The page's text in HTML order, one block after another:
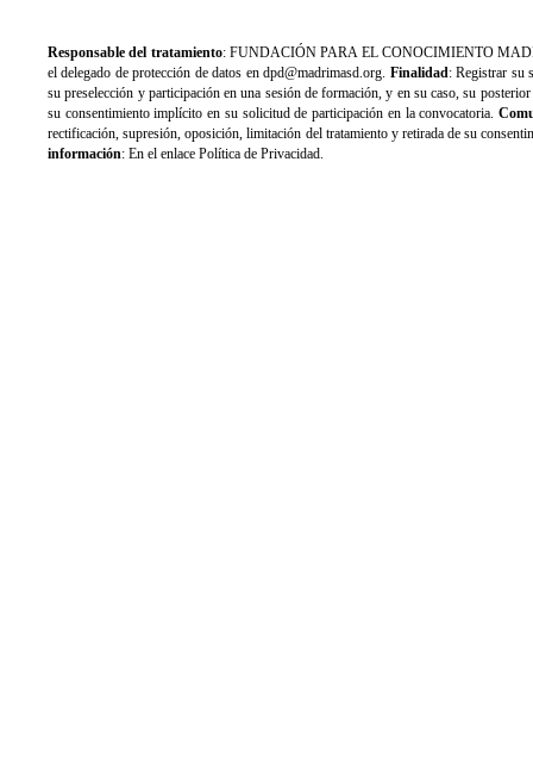
Responsable del tratamiento: FUNDACIÓN PARA EL CONOCIMIENTO
el delegado de protección de datos en dpd@madrimasd.org. Finalidad: Registrar su
su preselección y participación en una sesión de formación, y en su caso, su
su consentimiento implícito en su solicitud de participación en la convocatoria.
rectificación, supresión, oposición, limitación del tratamiento y retirada de su
información: En el enlace Política de Privacidad.